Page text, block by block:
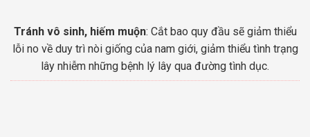
Tránh vô sinh, hiếm muộn: Cắt bao quy đầu sẽ giảm thiểu
lỗi no về duy trì nòi giống của nam giới, giảm thiểu tình trạng
lây nhiễm những bệnh lý lây qua đường tình dục.